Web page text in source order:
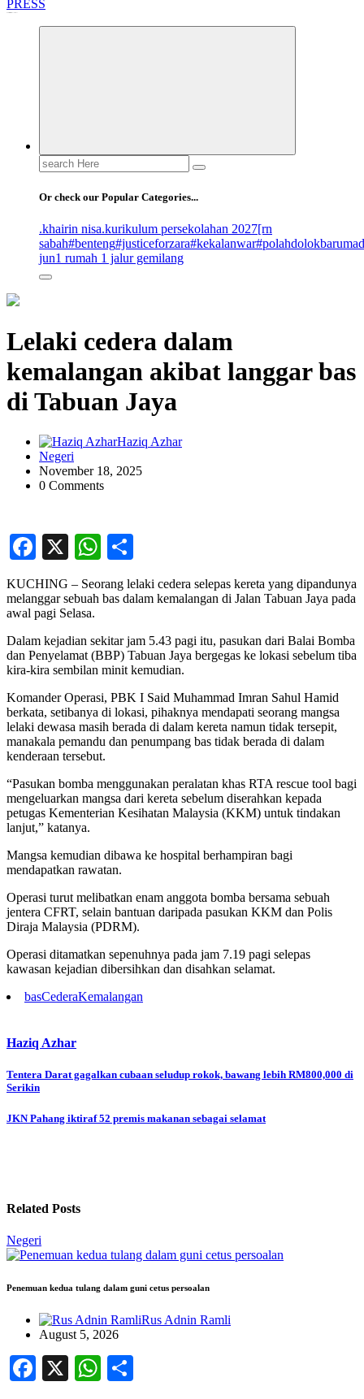
Search
for:
Or check our Popular Categories...
.khairin nisa.kurikulum persekolahan 2027[rn
sabah#benteng#justiceforzara#kekalanwar
jun1 rumah 1 jalur gemilang
Lelaki cedera dalam
kemalangan akibat langgar bas
di Tabuan Jaya
Haziq Azhar
Negeri
November 18, 2025
0 Comments
Facebook
X WhatsApp
KUCHING – Seorang lelaki cedera selepas kereta yang dipandunya
melanggar sebuah bas dalam kemalangan di Jalan Tabuan Jaya pada
awal pagi Selasa.
Dalam kejadian sekitar jam 5.43 pagi itu, pasukan dari Balai Bomba
dan Penyelamat (BBP) Tabuan Jaya bergegas ke lokasi sebelum tiba
kira-kira sembilan minit kemudian.
Komander Operasi, PBK I Said Muhammad Imran Sahul Hamid
berkata, setibanya di lokasi, pihaknya mendapati seorang mangsa
lelaki dewasa masih berada di dalam kereta namun tidak tersepit,
manakala pemandu dan penumpang bas tidak berada di dalam
kenderaan tersebut.
“Pasukan bomba menggunakan peralatan khas RTA rescue tool bagi
mengeluarkan mangsa dari kereta sebelum diserahkan kepada
petugas Kementerian Kesihatan Malaysia (KKM) untuk tindakan
lanjut,” katanya.
Mangsa kemudian dibawa ke hospital berhampiran bagi
mendapatkan rawatan.
Operasi turut melibatkan enam anggota bomba bersama sebuah
jentera CFRT, selain bantuan daripada pasukan KKM dan Polis
Diraja Malaysia (PDRM).
Operasi ditamatkan sepenuhnya pada jam 7.19 pagi selepas
kawasan kejadian dibersihkan dan disahkan selamat.
basCederaKemalangan
Haziq Azhar
Post
navigation
Tentera Darat gagalkan cubaan seludup rokok, bawang lebih RM800,000 di
Serikin
JKN Pahang iktiraf 52 premis makanan sebagai selamat
Related Posts
Negeri
Penemuan kedua tulang dalam guni cetus persoalan
Rus Adnin Ramli
August 5, 2026
Facebook
X WhatsApp